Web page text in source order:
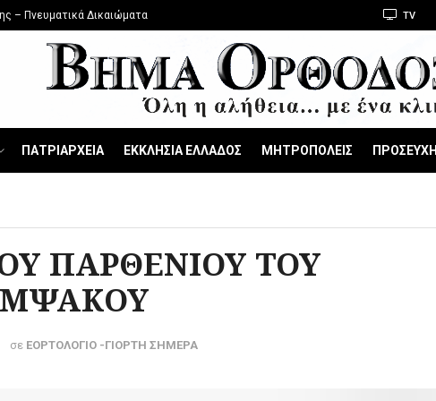
– Πνευματικά Δικαιώματα TV
ΠΑΤΡΙΑΡΧΕΙΑ ΕΚΚΛΗΣΙΑ ΕΛΛΑΔΟΣ ΜΗΤΡΟΠΟΛΕΙΣ ΠΡΟΣΕΥΧΗ
ΠΑΡΘΕΝΙΟΥ ΤΟΥ
σε ΕΟΡΤΟΛΟΓΙΟ -ΓΙΟΡΤΗ ΣΗΜΕΡΑ